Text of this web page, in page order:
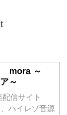
mora ～
～
信サイト
ハイレゾ音源